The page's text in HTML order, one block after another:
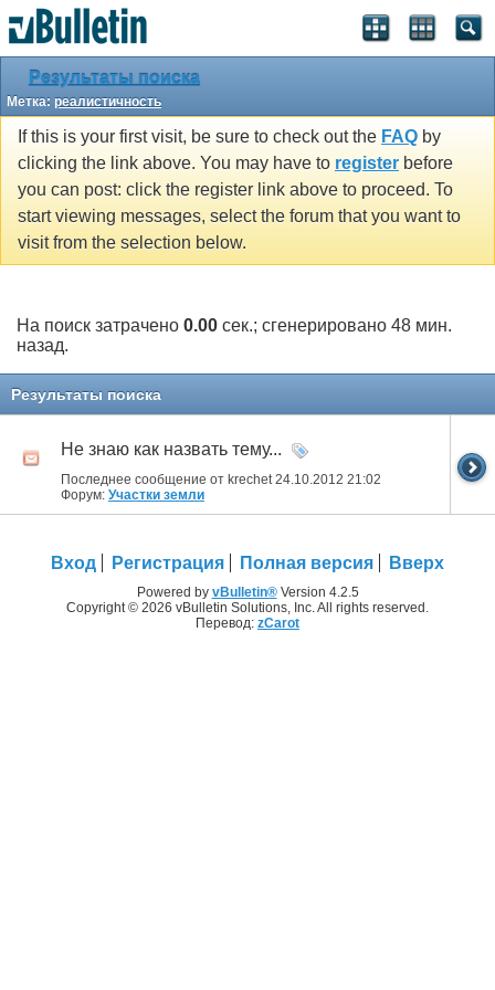
Результаты поиска
Метка: реалистичность
If this is your first visit, be sure to check out the FAQ by
clicking the link above. You may have to register before
you can post: click the register link above to proceed. To
start viewing messages, select the forum that you want to
visit from the selection below.
На поиск затрачено 0.00 сек.; сгенерировано 48 мин.
назад.
Результаты поиска
Не знаю как назвать тему...
Последнее сообщение от krechet 24.10.2012 21:02
Форум: Участки земли
Вход Регистрация Полная версия Вверх
Powered by vBulletin®Version 4.2.5
Copyright © 2026 vBulletin Solutions, Inc. All rights reserved.
Перевод: zCarot